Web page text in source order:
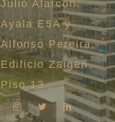
Julio Alarcón
Ayala E5A y
Alfonso Pereira,
Edificio Zaigen.
Piso 13